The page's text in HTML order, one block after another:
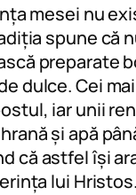
mesei nu
spune că
preparate
dulce. Cei
iar unii
și apă
că astfel își
lui Hristos.